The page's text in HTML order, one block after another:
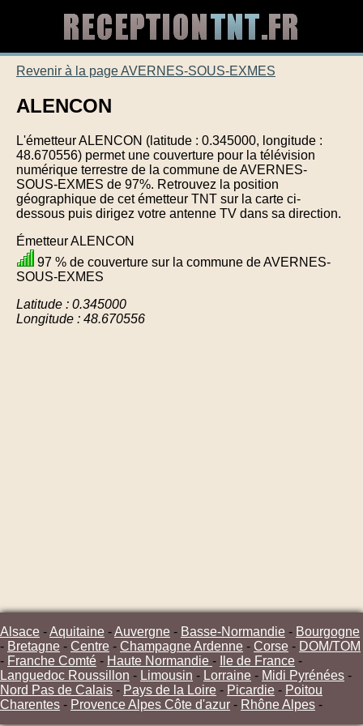
Revenir à la page AVERNES-SOUS-EXMES
ALENCON
L'émetteur ALENCON (latitude : 0.345000, longitude :
48.670556) permet une couverture pour la télévision
numérique terrestre de la commune de AVERNES-
SOUS-EXMES de 97%. Retrouvez la position
géographique de cet émetteur TNT sur la carte ci-
dessous puis dirigez votre antenne TV dans sa direction.
Émetteur ALENCON
97 % de couverture sur la commune de AVERNES-
SOUS-EXMES
Latitude : 0.345000
Longitude : 48.670556
Alsace -Aquitaine -Auvergne - Basse-Normandie - Bourgogne
- Bretagne - Centre - Champagne Ardenne - Corse - DOM/TOM
- Franche Comté - Haute Normandie - Ile de France -
Languedoc Roussillon - Limousin - Lorraine - Midi Pyrénées -
Nord Pas de Calais - Pays de la Loire - Picardie - Poitou
Charentes - Provence Alpes Côte d'azur - Rhône Alpes -